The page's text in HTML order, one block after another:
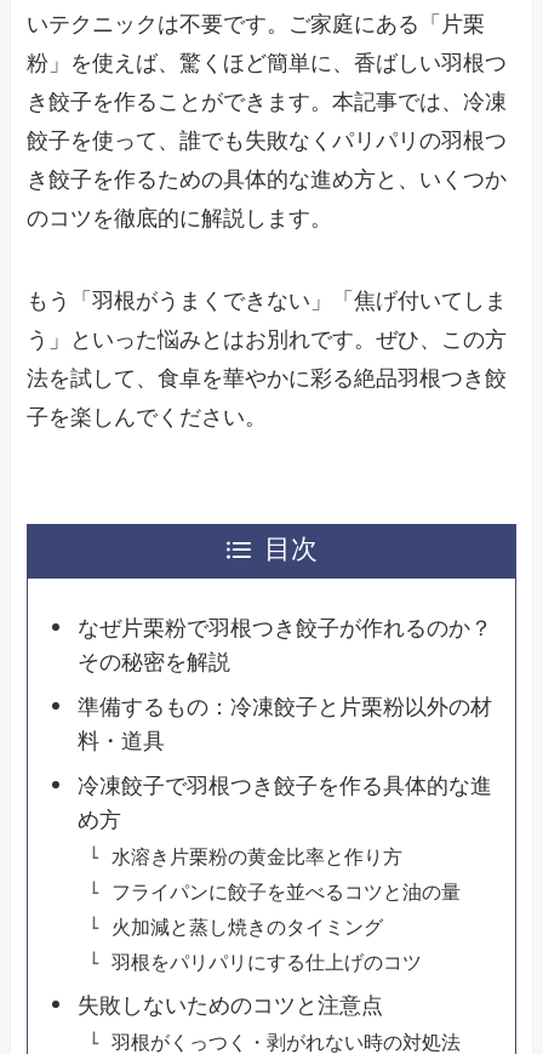
いテクニックは不要です。ご家庭にある「片栗
粉」を使えば、驚くほど簡単に、香ばしい羽根つ
き餃子を作ることができます。本記事では、冷凍
餃子を使って、誰でも失敗なくパリパリの羽根つ
き餃子を作るための具体的な進め方と、いくつか
のコツを徹底的に解説します。
もう「羽根がうまくできない」「焦げ付いてしま
う」といった悩みとはお別れです。ぜひ、この方
法を試して、食卓を華やかに彩る絶品羽根つき餃
子を楽しんでください。
目次
なぜ片栗粉で羽根つき餃子が作れるのか？
その秘密を解説
準備するもの：冷凍餃子と片栗粉以外の材
料・道具
冷凍餃子で羽根つき餃子を作る具体的な進
め方
水溶き片栗粉の黄金比率と作り方
フライパンに餃子を並べるコツと油の量
火加減と蒸し焼きのタイミング
羽根をパリパリにする仕上げのコツ
失敗しないためのコツと注意点
羽根がくっつく・剥がれない時の対処法